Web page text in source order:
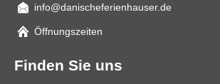
Mail
info@danischeferienhauser.de
Öffnungszeiten
Finden Sie uns